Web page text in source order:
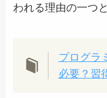
われる理由の一つ
プログラ
必要？習